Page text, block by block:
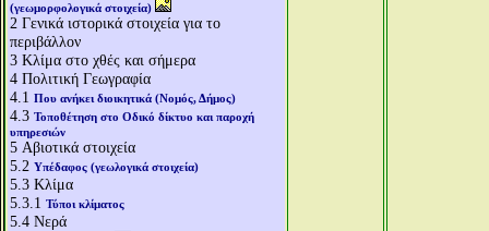
(γεωμορφολογικά στοιχεία)
2 Γενικά ιστορικά στοιχεία για το
περιβάλλον
3 Κλίμα στο χθές και σήμερα
4 Πολιτική Γεωγραφία
4.1 Που ανήκει διοικητικά (Νομός, Δήμος)
4.3 Τοποθέτηση στο Οδικό δίκτυο και παροχή
υπηρεσιών
5 Αβιοτικά στοιχεία
5.2 Υπέδαφος (γεωλογικά στοιχεία)
5.3 Κλίμα
5.3.1 Τύποι κλίματος
5.4 Νερά